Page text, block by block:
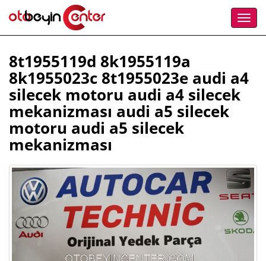
8t1955119d 8k1955119a
8k1955023c 8t1955023e audi a4
silecek motoru audi a4 silecek
mekanizması audi a5 silecek
motoru audi a5 silecek
mekanizması